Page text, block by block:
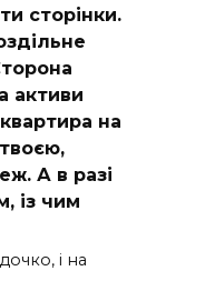
сторінки.
активи
на
А в разі
із чим
і на